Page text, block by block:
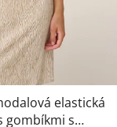
elastická
s